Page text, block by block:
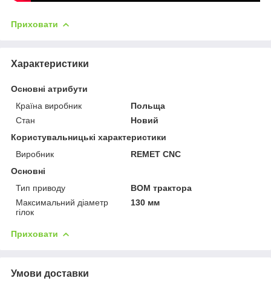
Приховати
Характеристики
Основні атрибути
Країна виробник
Польща
Стан
Новий
Користувальницькі характеристики
Виробник
REMET CNC
Основні
Тип приводу
ВОМ трактора
Максимальний діаметр
гілок
130 мм
Приховати
Умови доставки